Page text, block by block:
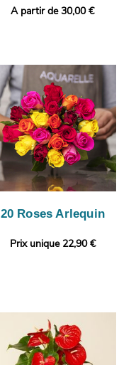
A partir de 30,00 €
20 Roses Arlequin
Prix unique 22,90 €